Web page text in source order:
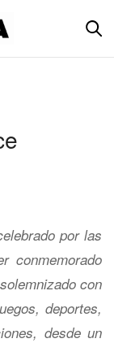
por las
conmemorado
con
deportes,
desde un